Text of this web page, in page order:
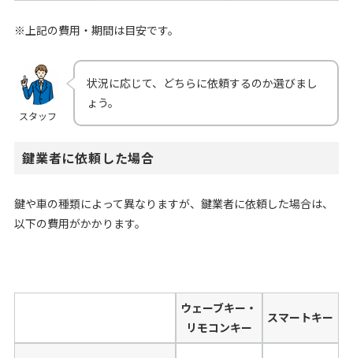
※上記の費用・期間は目安です。
スタッフ
状況に応じて、どちらに依頼するのか選びまし
ょう。
鍵業者に依頼した場合
鍵や車の種類によって異なりますが、鍵業者に依頼した場合は、
以下の費用がかかります。
ウェーブキー・
リモコンキー
スマートキー